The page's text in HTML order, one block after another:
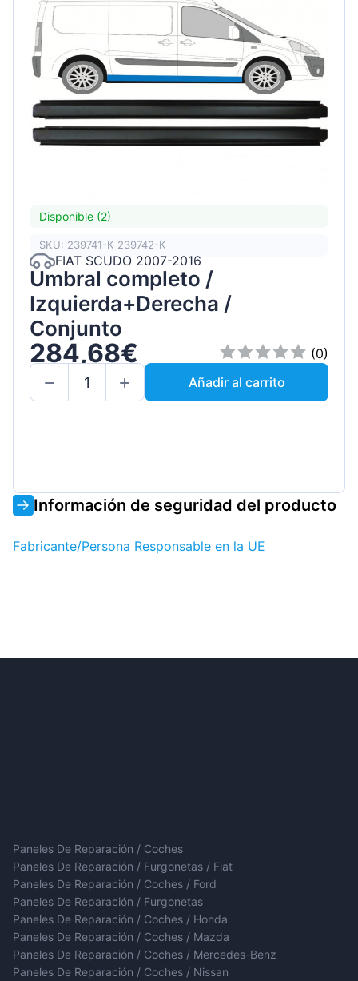
Disponible (2)
SKU: 239741-K 239742-K
FIAT SCUDO 2007-2016
Umbral completo /
Izquierda+Derecha /
Conjunto
284,68€
(0)
Añadir al carrito
Información de seguridad del producto
Fabricante/Persona Responsable en la UE
Paneles De Reparación / Coches
Paneles De Reparación / Furgonetas / Fiat
Paneles De Reparación / Coches / Ford
Paneles De Reparación / Furgonetas
Paneles De Reparación / Coches / Honda
Paneles De Reparación / Coches / Mazda
Paneles De Reparación / Coches / Mercedes-Benz
Paneles De Reparación / Coches / Nissan